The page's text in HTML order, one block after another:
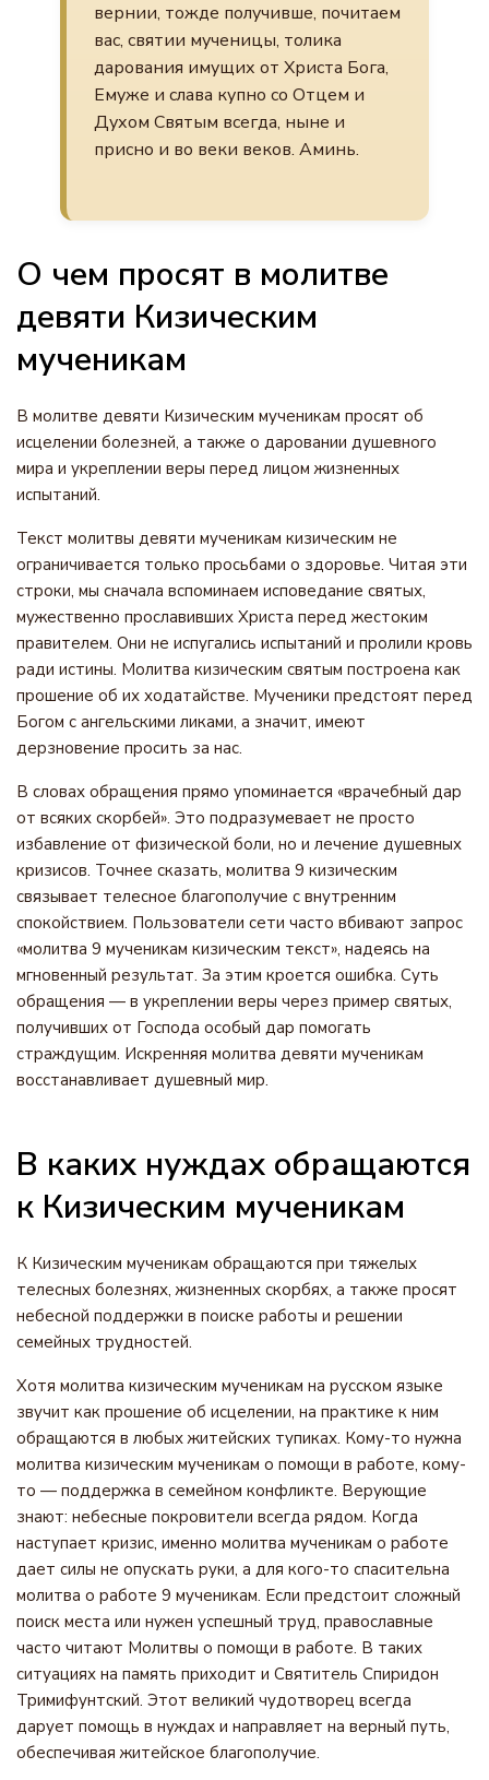
вернии, тожде получивше, почитаем
вас, святии мученицы, толика
дарования имущих от Христа Бога,
Емуже и слава купно со Отцем и
Духом Святым всегда, ныне и
присно и во веки веков. Аминь.
О чем просят в молитве
девяти Кизическим
мученикам
В молитве девяти Кизическим мученикам просят об
исцелении болезней, а также о даровании душевного
мира и укреплении веры перед лицом жизненных
испытаний.
Текст молитвы девяти мученикам кизическим не
ограничивается только просьбами о здоровье. Читая эти
строки, мы сначала вспоминаем исповедание святых,
мужественно прославивших Христа перед жестоким
правителем. Они не испугались испытаний и пролили кровь
ради истины. Молитва кизическим святым построена как
прошение об их ходатайстве. Мученики предстоят перед
Богом с ангельскими ликами, а значит, имеют
дерзновение просить за нас.
В словах обращения прямо упоминается «врачебный дар
от всяких скорбей». Это подразумевает не просто
избавление от физической боли, но и лечение душевных
кризисов. Точнее сказать, молитва 9 кизическим
связывает телесное благополучие с внутренним
спокойствием. Пользователи сети часто вбивают запрос
«молитва 9 мученикам кизическим текст», надеясь на
мгновенный результат. За этим кроется ошибка. Суть
обращения — в укреплении веры через пример святых,
получивших от Господа особый дар помогать
страждущим. Искренняя молитва девяти мученикам
восстанавливает душевный мир.
В каких нуждах обращаются
к Кизическим мученикам
К Кизическим мученикам обращаются при тяжелых
телесных болезнях, жизненных скорбях, а также просят
небесной поддержки в поиске работы и решении
семейных трудностей.
Хотя молитва кизическим мученикам на русском языке
звучит как прошение об исцелении, на практике к ним
обращаются в любых житейских тупиках. Кому-то нужна
молитва кизическим мученикам о помощи в работе, кому-
то — поддержка в семейном конфликте. Верующие
знают: небесные покровители всегда рядом. Когда
наступает кризис, именно молитва мученикам о работе
дает силы не опускать руки, а для кого-то спасительна
молитва о работе 9 мученикам. Если предстоит сложный
поиск места или нужен успешный труд, православные
часто читают Молитвы о помощи в работе. В таких
ситуациях на память приходит и Святитель Спиридон
Тримифунтский. Этот великий чудотворец всегда
дарует помощь в нуждах и направляет на верный путь,
обеспечивая житейское благополучие.